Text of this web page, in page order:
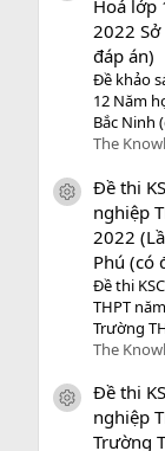
Hoá lớp
2022
đáp án)
Đề khảo
12 Năm
Bắc Ninh
The
icon tài liệu
Đề thi
nghiệp
2022
Phú (có
Đề thi
THPT
Trường
The
icon tài liệu
Đề thi
nghiệp
Trường